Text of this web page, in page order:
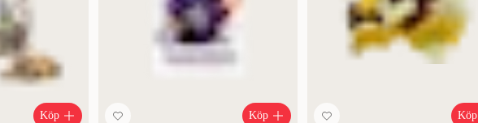
Köp Köp Köp